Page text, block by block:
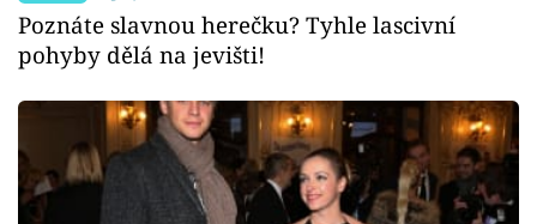
Poznáte slavnou herečku? Tyhle lascivní
pohyby dělá na jevišti!